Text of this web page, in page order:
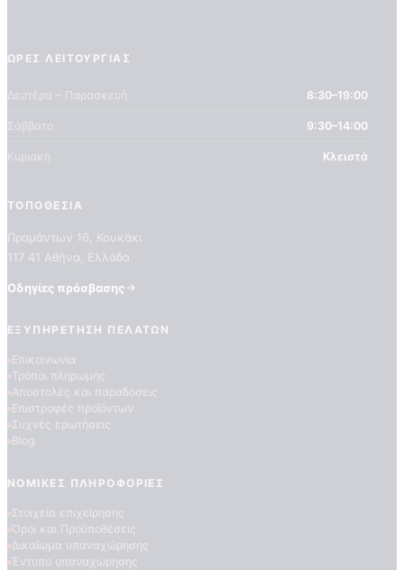
ΠΟΙΟΤΗΤΕΣ ΤΑΠΕΤΣΑΡΙΩΝ
ΏΡΕΣ ΛΕΙΤΟΥΡΓΊΑΣ
Δευτέρα – Παρασκευή 8:30–19:00
Σάββατο 9:30–14:00
Κυριακή Κλειστά
ΤΟΠΟΘΕΣΊΑ
Πραμάντων 16, Κουκάκι
117 41 Αθήνα, Ελλάδα
Οδηγίες πρόσβασης
ΕΞΥΠΗΡΈΤΗΣΗ ΠΕΛΑΤΏΝ
Επικοινωνία
Τρόποι πληρωμής
Αποστολές και παραδόσεις
Επιστροφές προϊόντων
Συχνές ερωτήσεις
Blog
ΝΟΜΙΚΈΣ ΠΛΗΡΟΦΟΡΊΕΣ
Στοιχεία επιχείρησης
Όροι και Προϋποθέσεις
Δικαίωμα υπαναχώρησης
Έντυπο υπαναχώρησης